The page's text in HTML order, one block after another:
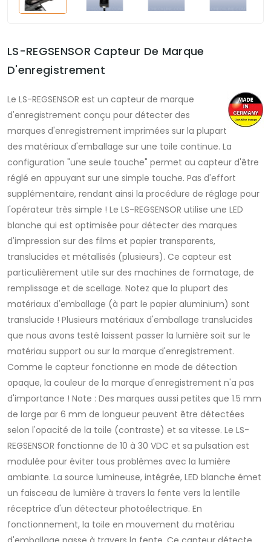
LS-REGSENSOR Capteur De Marque
D'enregistrement
Le LS-REGSENSOR est un capteur de marque
d'enregistrement conçu pour détecter des
marques d'enregistrement imprimées sur la plupart
des matériaux d'emballage sur une toile continue. La
configuration "une seule touche" permet au capteur d'être
réglé en appuyant sur une simple touche. Pas d'effort
supplémentaire, rendant ainsi la procédure de réglage pour
l'opérateur très simple ! Le LS-REGSENSOR utilise une LED
blanche qui est optimisée pour détecter des marques
d'impression sur des films et papier transparents,
translucides et métallisés (plusieurs). Ce capteur est
particulièrement utile sur des machines de formatage, de
remplissage et de scellage. Notez que la plupart des
matériaux d'emballage (à part le papier aluminium) sont
translucide ! Plusieurs matériaux d'emballage translucides
que nous avons testé laissent passer la lumière soit sur le
matériau support ou sur la marque d'enregistrement.
Comme le capteur fonctionne en mode de détection
opaque, la couleur de la marque d'enregistrement n'a pas
d'importance ! Note : Des marques aussi petites que 1.5 mm
de large par 6 mm de longueur peuvent être détectées
selon l'opacité de la toile (contraste) et sa vitesse. Le LS-
REGSENSOR fonctionne de 10 à 30 VDC et sa pulsation est
modulée pour éviter tous problèmes avec la lumière
ambiante. La source lumineuse, intégrée, LED blanche émet
un faisceau de lumière à travers la fente vers la lentille
réceptrice d'un détecteur photoélectrique. En
fonctionnement, la toile en mouvement du matériau